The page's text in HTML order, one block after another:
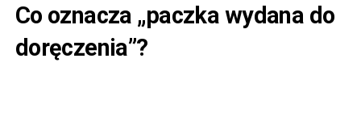
Co oznacza „paczka wydana do
doręczenia”?